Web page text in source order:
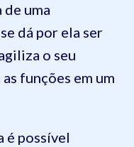
uma
dá por ela ser
o seu
funções em um
é possível